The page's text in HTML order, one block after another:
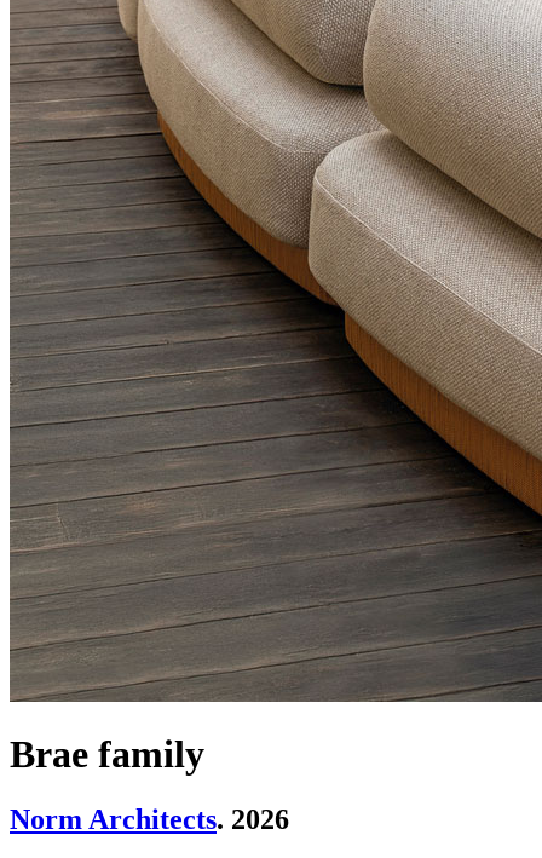
Brae family
Norm Architects. 2026